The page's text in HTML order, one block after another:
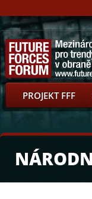
PROJEKT FFF